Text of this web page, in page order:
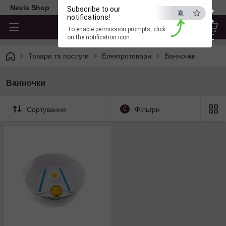
×
ESC
Subscribe to our
notifications!
To enable permission prompts, click
on the notification icon
Nevis Shop
Товари та послуги Електротовари Ванночки
Ванночки
Сортування 0 Фільтри